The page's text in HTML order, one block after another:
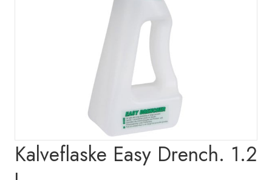
Kalveflaske Easy Drench. 1.2